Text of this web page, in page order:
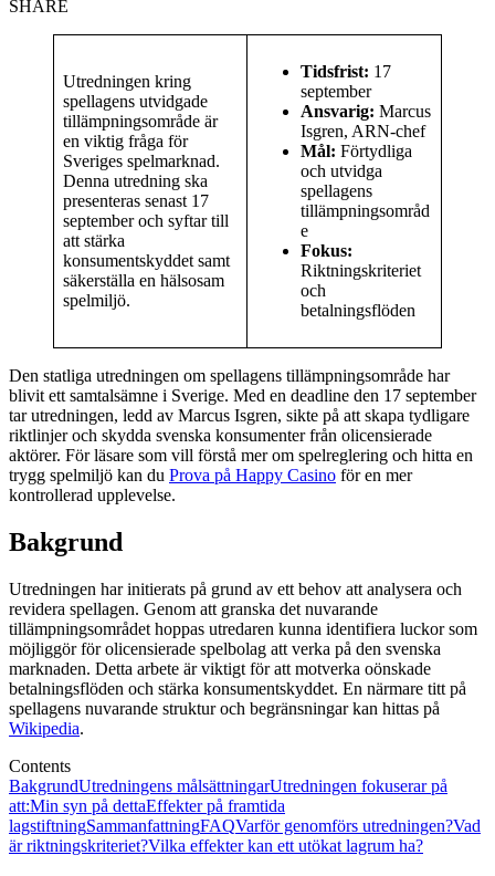
SHARE
Utredningen kring
spellagens utvidgade
tillämpningsområde är
en viktig fråga för
Sveriges spelmarknad.
Denna utredning ska
presenteras senast 17
september och syftar till
att stärka
konsumentskyddet samt
säkerställa en hälsosam
spelmiljö.
Tidsfrist: 17
september
Ansvarig: Marcus
Isgren, ARN-chef
Mål: Förtydliga
och utvidga
spellagens
tillämpningsområd
e
Fokus:
Riktningskriteriet
och
betalningsflöden
Den statliga utredningen om spellagens tillämpningsområde har
blivit ett samtalsämne i Sverige. Med en deadline den 17 september
tar utredningen, ledd av Marcus Isgren, sikte på att skapa tydligare
riktlinjer och skydda svenska konsumenter från olicensierade
aktörer. För läsare som vill förstå mer om spelreglering och hitta en
trygg spelmiljö kan du Prova på Happy Casino för en mer
kontrollerad upplevelse.
Bakgrund
Utredningen har initierats på grund av ett behov att analysera och
revidera spellagen. Genom att granska det nuvarande
tillämpningsområdet hoppas utredaren kunna identifiera luckor som
möjliggör för olicensierade spelbolag att verka på den svenska
marknaden. Detta arbete är viktigt för att motverka oönskade
betalningsflöden och stärka konsumentskyddet. En närmare titt på
spellagens nuvarande struktur och begränsningar kan hittas på
Wikipedia.
Contents
BakgrundUtredningens målsättningarUtredningen fokuserar på
att:Min syn på dettaEffekter på framtida
lagstiftningSammanfattningFAQVarför genomförs utredningen?Vad
är riktningskriteriet?Vilka effekter kan ett utökat lagrum ha?